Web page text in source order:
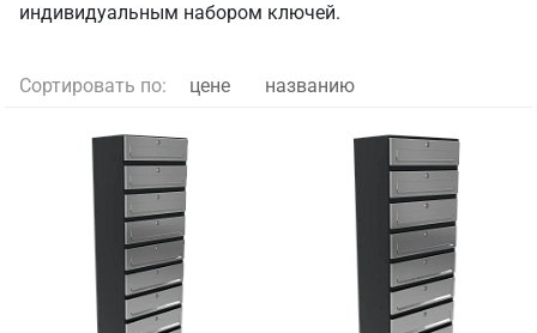
индивидуальным набором ключей.
Сортировать по: цене названию